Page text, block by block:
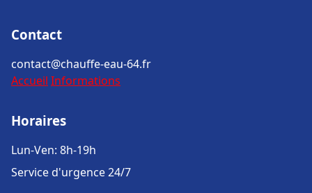
Contact
contact@chauffe-eau-64.fr
Accueil Informations
Horaires
Lun-Ven: 8h-19h
Service d'urgence 24/7